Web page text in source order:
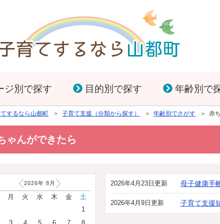
ジ別で探す 目的別で探す 年齢別で
するなら山都町 ＞ 子育て支援（分類から探す） ＞ 年齢別でさがす ＞ 赤
ゃんができたら
2026年4月23日更新 母子健康手
2026年4月9日更新 子育て支援
2026年 8 月
月 火 水 木 金
土
1